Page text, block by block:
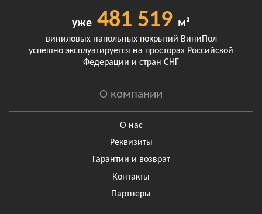
уже 481 519 м²
виниловых напольных покрытий ВиниПол
успешно эксплуатируется на просторах Российской
Федерации и стран СНГ
О компании
О нас
Реквизиты
Гарантии и возврат
Контакты
Партнеры